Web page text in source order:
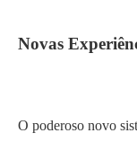
Novas
O poderoso novo